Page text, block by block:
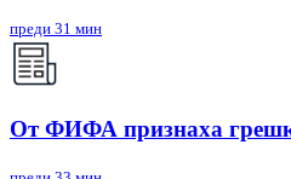
преди 31 мин
От ФИФА признаха